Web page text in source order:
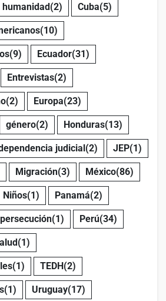
humanidad(2) Cuba(5)
(10)
(9) Ecuador(31)
Entrevistas(2)
(2) Europa(23)
género(2) Honduras(13)
judicial(2) JEP(1)
Migración(3) México(86)
Niños(1) Panamá(2)
persecución(1) Perú(34)
(1)
(1) TEDH(2)
(1) Uruguay(17)